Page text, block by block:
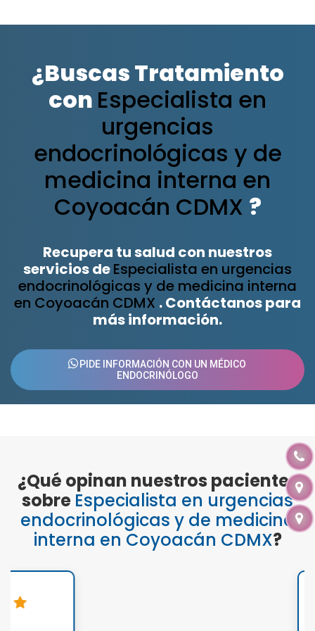
¿Buscas Tratamiento
con Especialista en
urgencias
endocrinológicas y de
medicina interna en
Coyoacán CDMX ?
Recupera tu salud con nuestros
servicios deEspecialista en urgencias
endocrinológicas y de medicina interna
en Coyoacán CDMX . Contáctanos para
más información.
PIDE INFORMACIÓN CON UN MÉDICO
ENDOCRINÓLOGO
¿Qué opinan nuestros pacientes
sobre Especialista en urgencias
endocrinológicas y de medicina
interna en Coyoacán CDMX?